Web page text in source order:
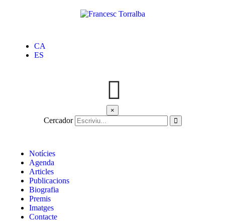
CA
ES
×
Cercador
Notícies
Agenda
Articles
Publicacions
Biografia
Premis
Imatges
Contacte